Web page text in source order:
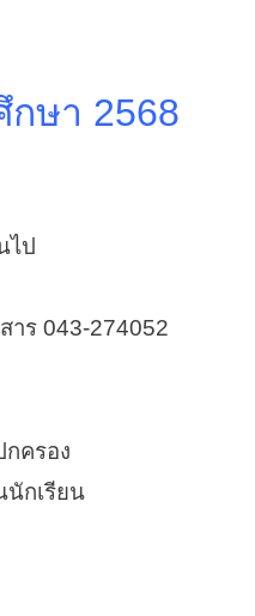
กษา 2568
ไป
ร 043-274052
ครอง
นักเรียน